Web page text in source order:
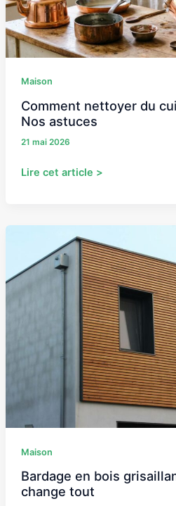
Maison
Comment nettoyer du
Nos astuces
21 mai 2026
astuces
Lire cet article >
Maison
Bardage en bois
change tout
bois